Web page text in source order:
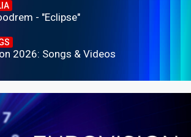
- "Eclipse"
2026: Songs & Videos